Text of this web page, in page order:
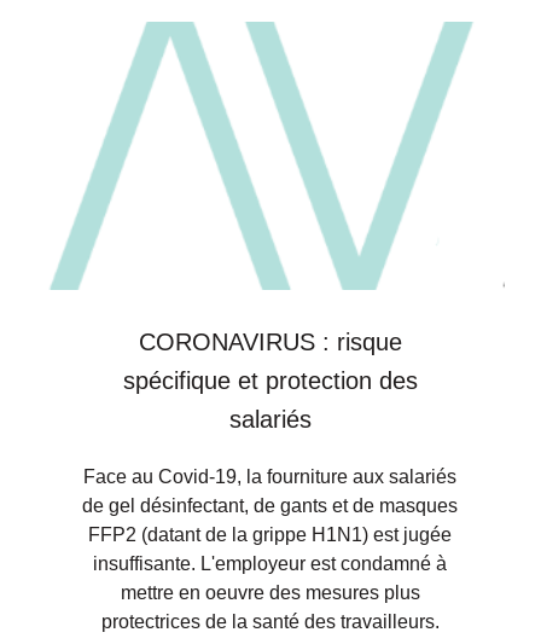
CORONAVIRUS : risque
spécifique et protection des
salariés
Face au Covid-19, la fourniture aux salariés
de gel désinfectant, de gants et de masques
FFP2 (datant de la grippe H1N1) est jugée
insuffisante. L'employeur est condamné à
mettre en oeuvre des mesures plus
protectrices de la santé des travailleurs.